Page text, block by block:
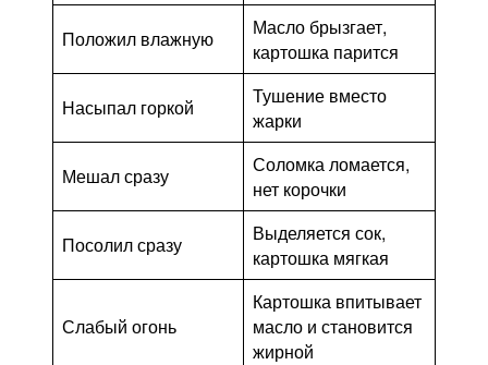
Положил влажную
Масло брызгает,
картошка парится
Насыпал горкой
Тушение вместо
жарки
Мешал сразу
Соломка ломается,
нет корочки
Посолил сразу
Выделяется сок,
картошка мягкая
Слабый огонь
Картошка впитывает
масло и становится
жирной